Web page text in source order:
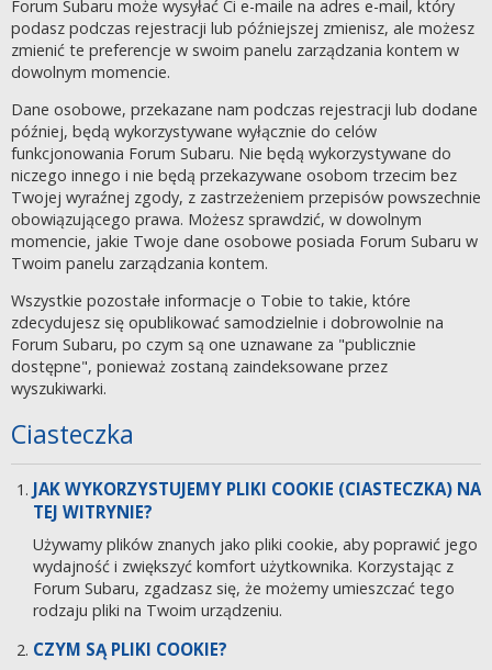
Forum Subaru może wysyłać Ci e-maile na adres e-mail, który
podasz podczas rejestracji lub późniejszej zmienisz, ale możesz
zmienić te preferencje w swoim panelu zarządzania kontem w
dowolnym momencie.
Dane osobowe, przekazane nam podczas rejestracji lub dodane
później, będą wykorzystywane wyłącznie do celów
funkcjonowania Forum Subaru. Nie będą wykorzystywane do
niczego innego i nie będą przekazywane osobom trzecim bez
Twojej wyraźnej zgody, z zastrzeżeniem przepisów powszechnie
obowiązującego prawa. Możesz sprawdzić, w dowolnym
momencie, jakie Twoje dane osobowe posiada Forum Subaru w
Twoim panelu zarządzania kontem.
Wszystkie pozostałe informacje o Tobie to takie, które
zdecydujesz się opublikować samodzielnie i dobrowolnie na
Forum Subaru, po czym są one uznawane za "publicznie
dostępne", ponieważ zostaną zaindeksowane przez
wyszukiwarki.
Ciasteczka
JAK WYKORZYSTUJEMY PLIKI COOKIE (CIASTECZKA) NA
TEJ WITRYNIE?
Używamy plików znanych jako pliki cookie, aby poprawić jego
wydajność i zwiększyć komfort użytkownika. Korzystając z
Forum Subaru, zgadzasz się, że możemy umieszczać tego
rodzaju pliki na Twoim urządzeniu.
CZYM SĄ PLIKI COOKIE?